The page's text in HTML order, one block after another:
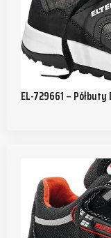
EL-729661 –